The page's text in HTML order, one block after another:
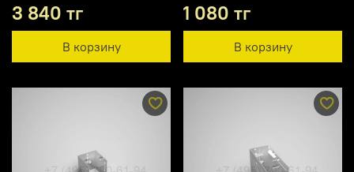
3 840 тг
В корзину
1 080 тг
В корзину